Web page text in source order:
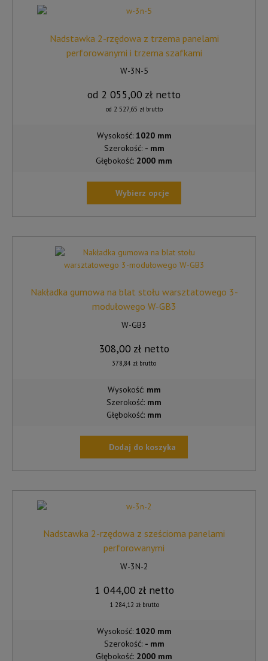
Nadstawka 2-rzędowa z trzema panelami
perforowanymi i trzema szafkami
W-3N-5
od 2 055,00 zł netto
od 2 527,65 złbrutto
Wysokość: 1020 mm
Szerokość: - mm
Głębokość: 2000 mm
Wybierz opcje
MA
WARIANTÓW.
MOŻNA
Nakładka gumowa na blat stołu warsztatowego 3-
modułowego W-GB3
W-GB3
308,00 zł netto
378,84 zł brutto
Wysokość: mm
Szerokość: mm
Głębokość: mm
Dodaj do koszyka
Nadstawka 2-rzędowa z sześcioma panelami
perforowanymi
W-3N-2
1 044,00 złnetto
1 284,12 złbrutto
Wysokość: 1020 mm
Szerokość: - mm
Głębokość: 2000 mm